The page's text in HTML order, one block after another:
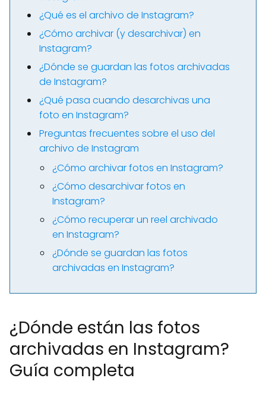
¿Qué es el archivo de Instagram?
¿Cómo archivar (y desarchivar) en
Instagram?
¿Dónde se guardan las fotos archivadas
de Instagram?
¿Qué pasa cuando desarchivas una
foto en Instagram?
Preguntas frecuentes sobre el uso del
archivo de Instagram
¿Cómo archivar fotos en Instagram?
¿Cómo desarchivar fotos en
Instagram?
¿Cómo recuperar un reel archivado
en Instagram?
¿Dónde se guardan las fotos
archivadas en Instagram?
¿Dónde están las fotos
archivadas en Instagram?
Guía completa